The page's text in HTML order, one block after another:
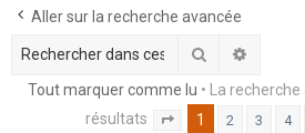
Aller sur la recherche avancée
Rechercher
Tout marquer comme lu • La
résultats
Page sur 20
1 2 3 4